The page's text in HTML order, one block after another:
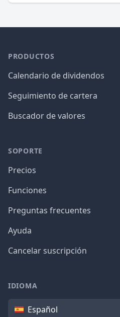
PRODUCTOS
Calendario de dividendos
Seguimiento de cartera
Buscador de valores
SOPORTE
Precios
Funciones
Preguntas frecuentes
Ayuda
Cancelar suscripción
IDIOMA
IdiomaEspañol